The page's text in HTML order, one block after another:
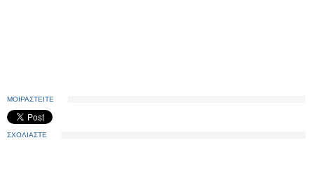
ΜΟΙΡΑΣΤΕΙΤΕ
ΣΧΟΛΙΑΣΤΕ